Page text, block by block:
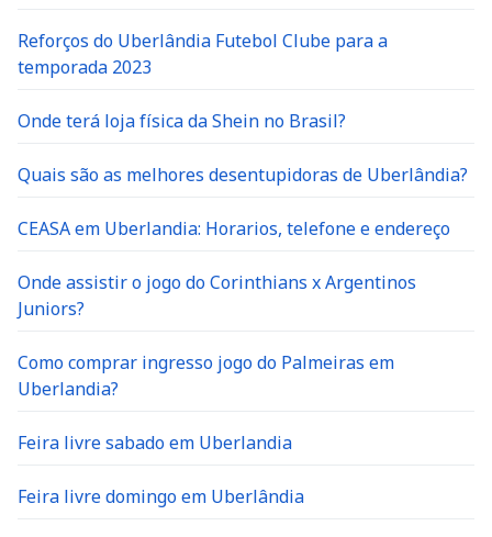
Reforços do Uberlândia Futebol Clube para a
temporada 2023
Onde terá loja física da Shein no Brasil?
Quais são as melhores desentupidoras de Uberlândia?
CEASA em Uberlandia: Horarios, telefone e endereço
Onde assistir o jogo do Corinthians x Argentinos
Juniors?
Como comprar ingresso jogo do Palmeiras em
Uberlandia?
Feira livre sabado em Uberlandia
Feira livre domingo em Uberlândia